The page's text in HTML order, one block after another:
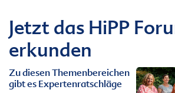
Jetzt das HiPP
erkunden
Zu diesen Themenbereichen
gibt es Expertenratschläge